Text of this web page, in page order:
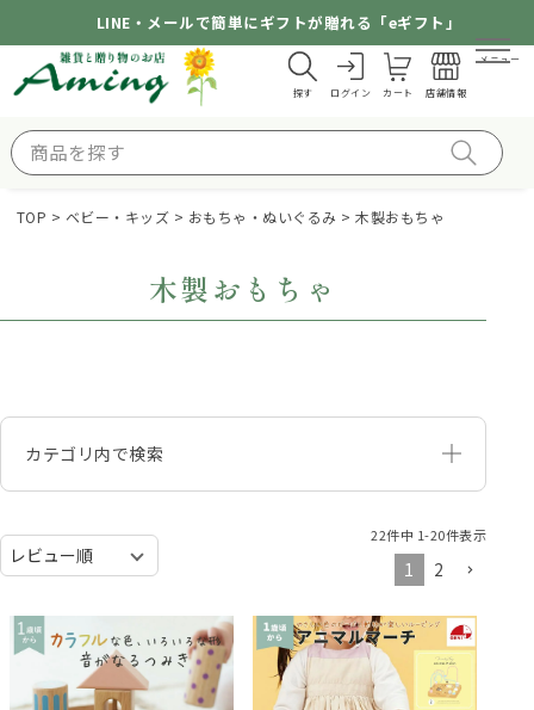
LINE・メールで簡単にギフトが贈れる「eギフト」
探す ログイン カート 店舗情報
メニュー
TOP ベビー・キッズ おもちゃ・ぬいぐるみ 木製おもちゃ
木製おもちゃ
カテゴリ内で検索
22件中 1-20件表示
1 2